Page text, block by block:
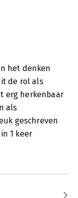
het denken
de rol als
erg herkenbaar
als
geschreven
1 keer